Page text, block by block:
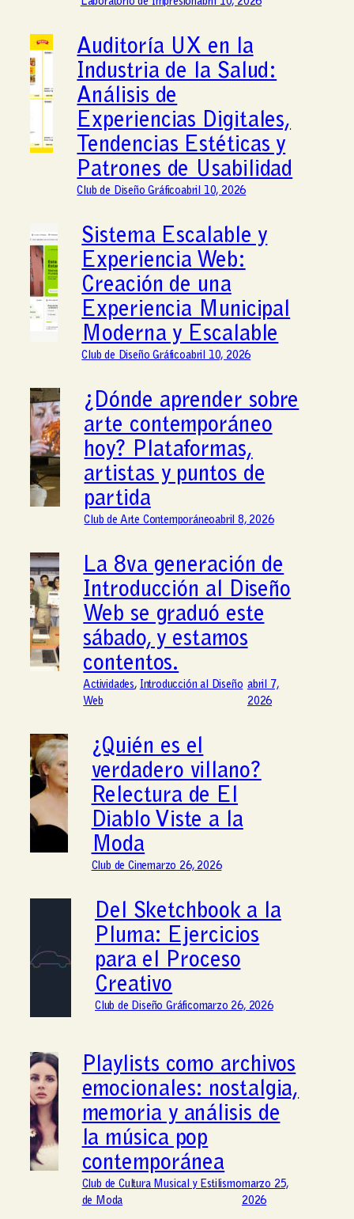
Auditoría UX en la
Industria de la Salud:
Análisis de
Experiencias Digitales,
Tendencias Estéticas y
Patrones de Usabilidad
Club de Diseño Gráficoabril 10, 2026
Sistema Escalable y
Experiencia Web:
Creación de una
Experiencia Municipal
Moderna y Escalable
Club de Diseño Gráficoabril 10, 2026
¿Dónde aprender sobre
arte contemporáneo
hoy? Plataformas,
artistas y puntos de
partida
Club de Arte Contemporáneoabril 8, 2026
La 8va generación de
Introducción al Diseño
Web se graduó este
sábado, y estamos
contentos.
Actividades, Introducción al Diseño
Web
abril 7,
2026
¿Quién es el
verdadero villano?
Relectura de El
Diablo Viste a la
Moda
Club de Cinemarzo 26, 2026
Del Sketchbook a la
Pluma: Ejercicios
para el Proceso
Creativo
Club de Diseño Gráficomarzo 26, 2026
Playlists como archivos
emocionales: nostalgia,
memoria y análisis de
la música pop
contemporánea
Club de Cultura Musical y Estilismo
de Moda
marzo 25,
2026